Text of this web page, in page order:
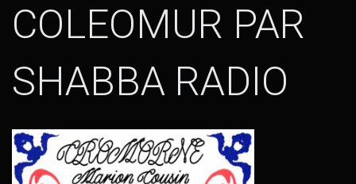
COLEOMUR PAR
SHABBA RADIO